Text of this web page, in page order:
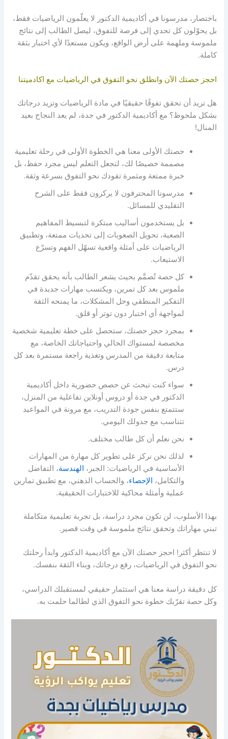
باختصار، مدرسونا في أكاديمية الدكتور لا يعلّمون الرياضيات فقط،
بل يحوّلون كل تحدي إلى فرصة للتفوق، ليصل الطالب إلى نتائج
ملموسة وملهمة على أرض الواقع، ويكون مستعدًا لأي اختبار بثقة
كاملة.
احجز حصتك الآن وانطلق نحو التفوق في الرياضيات مع اكادميتنا
هل تريد أن تحقق تفوقًا حقيقيًا في مادة الرياضيات وتزيد درجاتك
بشكل ملحوظ؟ مع أكاديمية الدكتور في جدة، لم يعد النجاح بعيد
المنال!
حصتك الأولى معنا هي الخطوة الأولى في رحلة تعليمية
مصممة خصيصًا لك، لتجعل التعلم ليس مجرد حفظ، بل
خبرة ممتعة ومثمرة تقودك نحو التفوق بسرعة وثقة.
مدرسونا المحترفون لا يركزون فقط على الشرح
التقليدي للمسائل.
بل يستخدمون أساليب مبتكرة لتبسيط المفاهيم
الصعبة، تحويل الصعوبات إلى تحديات ممتعة، وتطبيق
الرياضيات على أمثلة واقعية تسهّل الفهم وتسرّع
الاستيعاب.
كل حصة تُصمَّم بحيث يشعر الطالب بأنه يحقق تقدّم
ملموس بعد كل تمرين، ويكتسب مهارات جديدة في
التفكير المنطقي وحل المشكلات، ما يمنحه الثقة
لمواجهة أي اختبار دون توتر أو قلق.
بمجرد حجز حصتك، ستحصل على خطة تعليمية شخصية
مخصصة لمستواك الحالي واحتياجاتك الخاصة، مع
متابعة دقيقة من المدرس وتغذية راجعة مستمرة بعد كل
درس.
سواء كنت تبحث عن حصص حضورية داخل أكاديمية
الدكتور في جدة أو دروس أونلاين تفاعلية من المنزل،
ستتمتع بنفس جودة التدريب، مع مرونة في المواعيد
تتناسب مع جدولك اليومي.
نحن نعلم أن كل طالب مختلف.
لذلك نحن نركز على تطوير كل مهارة من المهارات
الأساسية في الرياضيات: الجبر، الهندسة، التفاضل
والتكامل، الإحصاء، والحساب الذهني، مع تطبيق تمارين
عملية وأمثلة محاكية للاختبارات الحقيقية.
بهذا الأسلوب، لن تكون مجرد دراسة، بل تجربة تعليمية متكاملة
تبني مهاراتك وتحقق نتائج ملموسة في وقت قصير.
لا تنتظر أكثر! احجز حصتك الآن مع أكاديمية الدكتور وابدأ رحلتك
نحو التفوق في الرياضيات، رفع درجاتك، وبناء الثقة بنفسك.
كل دقيقة دراسة معنا هي استثمار حقيقي لمستقبلك الدراسي،
وكل حصة تقرّبك خطوة نحو التفوق الذي لطالما حلمت به.